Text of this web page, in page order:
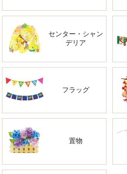
センター・シャン
デリア
フラッグ
置物